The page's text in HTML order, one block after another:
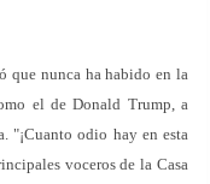
que nunca ha habido en la
el de Donald Trump, a
"¡Cuanto odio hay en esta
voceros de la Casa